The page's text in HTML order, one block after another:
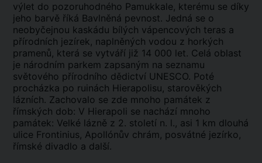
výlet do pozoruhodného Pamukkale, kterému se díky
jeho barvě říká Bavlněná pevnost. Jedná se o
neobyčejnou kaskádu bílých vápencových teras a
přírodních jezírek, naplněných vodou z horkých
pramenů, která se vytváří již 14 000 let. Celá oblast
je národním parkem zapsaným na seznamu
světového přírodního dědictví UNESCO. Poté
procházka po ruinách Hierapolisu, starověkých
lázních. Zachovalo se zde mnoho památek z
římských dob: V Hierapoli se nachází mnoho
památek: Velké lázně z 2. století n. l., asi 1 km dlouhá
ulice Frontinius, Apollónův chrám, posvátné jezírko,
římské divadlo a další.